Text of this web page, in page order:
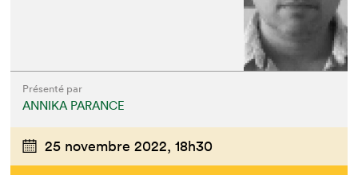
Présenté par
ANNIKA PARANCE
25 novembre 2022, 18h30